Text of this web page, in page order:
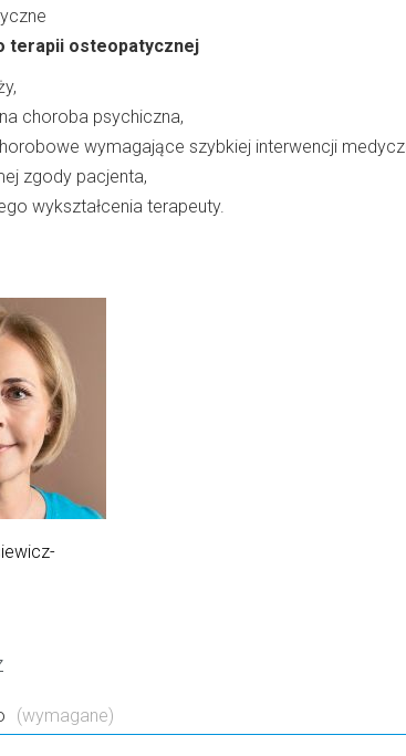
terapii osteopatycznej
choroba psychiczna,
wymagające szybkiej interwencji
zgody pacjenta,
wykształcenia terapeuty.
(wymagane)